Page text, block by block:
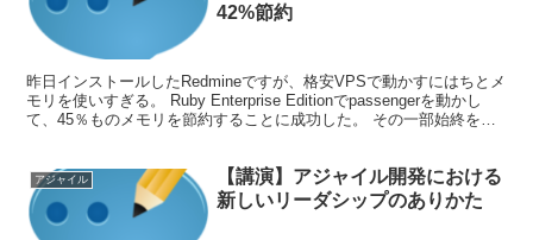
42%節約
昨日インストールしたRedmineですが、格安VPSで動かすにはちとメ
モリを使いすぎる。 Ruby Enterprise Editionでpassengerを動かし
て、45％ものメモリを節約することに成功した。 その一部始終を語
アジャイル
【講演】アジャイル開発における
新しいリーダシップのありかた